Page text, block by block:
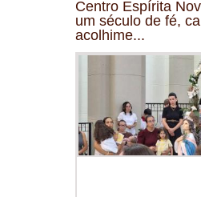
Centro Espírita
um século de fé,
acolhime...